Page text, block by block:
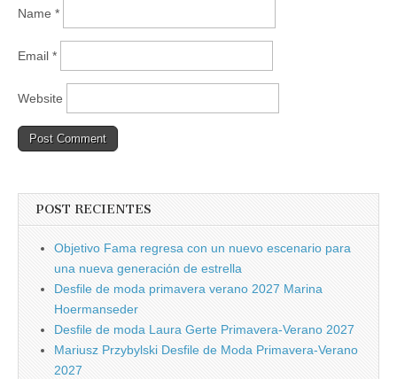
Name *
Email *
Website
POST RECIENTES
Objetivo Fama regresa con un nuevo escenario para
una nueva generación de estrella
Desfile de moda primavera verano 2027 Marina
Hoermanseder
Desfile de moda Laura Gerte Primavera-Verano 2027
Mariusz Przybylski Desfile de Moda Primavera-Verano
2027